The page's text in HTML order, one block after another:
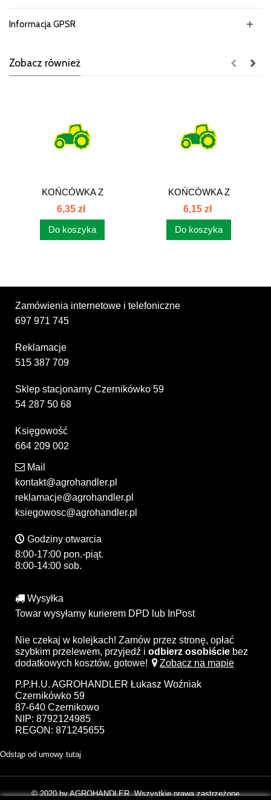
Informacja GPSR
Zobacz również
KOŃCÓWKA Z
GWINTEM
METRYCZNYM CEL
6,35 zł
Do koszyka
KOŃCÓWKA Z
GWINTEM
METRYCZNYM CEL
6,15 zł
Do koszyka
Zamówienia internetowe i telefoniczne
697 971 745
Reklamacje
515 387 709
Sklep stacjonarny Czernikówko 59
54 287 50 68
Księgowość
664 209 002
Mail
kontakt@agrohandler.pl
reklamacje@agrohandler.pl
ksiegowosc@agrohandler.pl
Godziny otwarcia
8:00-17:00 pon.-piąt.
8:00-14:00 sob.
Wysyłka
Towar wysyłamy kurierem DPD lub InPost
Nie czekaj w kolejkach! Zamów przez stronę, opłać
szybkim przelewem, przyjedź i odbierz osobiście bez
dodatkowych kosztów, gotowe!
Zobacz na mapie
P.P.H.U. AGROHANDLER Łukasz Woźniak
Czernikówko 59
87-640 Czernikowo
NIP: 8792124985
REGON: 871245655
Odstąp od umowy tutaj
© 2020 by AGROHANDLER. Wszystkie prawa zastrzeżone